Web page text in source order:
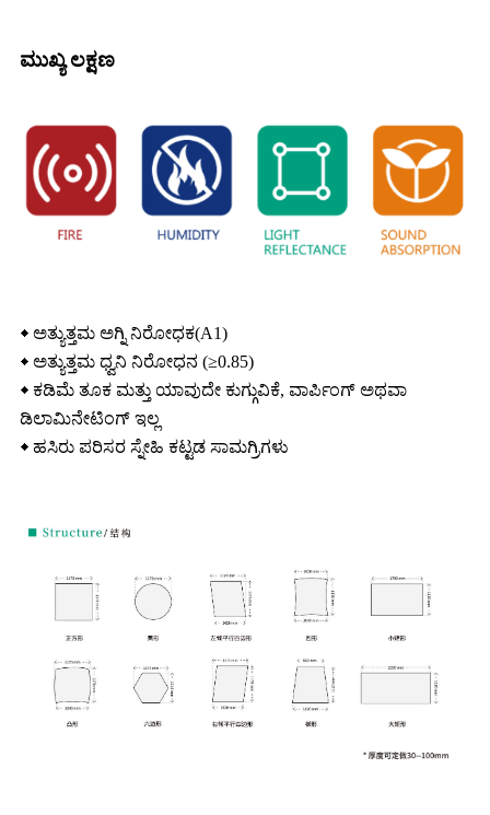
ಮುಖ್ಯ ಲಕ್ಷಣ
◆ ಅತ್ಯುತ್ತಮ ಅಗ್ನಿ ನಿರೋಧಕ(A1)
◆ ಅತ್ಯುತ್ತಮ ಧ್ವನಿ ನಿರೋಧನ (≥0.85)
◆ ಕಡಿಮೆ ತೂಕ ಮತ್ತು ಯಾವುದೇ ಕುಗ್ಗುವಿಕೆ, ವಾರ್ಪಿಂಗ್ ಅಥವಾ
ಡಿಲಾಮಿನೇಟಿಂಗ್ ಇಲ್ಲ
◆ ಹಸಿರು ಪರಿಸರ ಸ್ನೇಹಿ ಕಟ್ಟಡ ಸಾಮಗ್ರಿಗಳು